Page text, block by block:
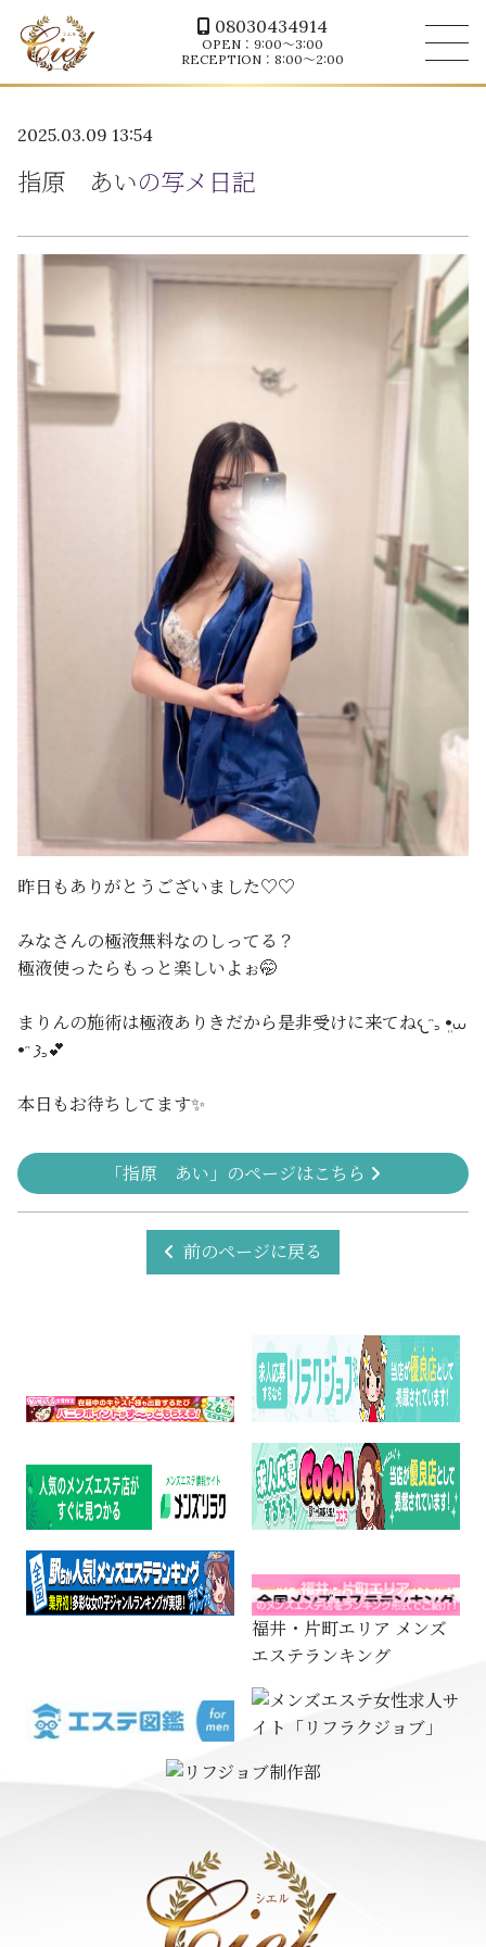
08030434914
OPEN：9:00～3:00
RECEPTION：8:00～2:00
2025.03.09 13:54
指原 あいの写メ日記
昨日もありがとうございました♡♡
みなさんの極液無料なのしってる？
極液使ったらもっと楽しいよぉ🤭
まりんの施術は極液ありきだから是非受けに来てね𐔌ᵔ꜆ ܸ•⩊
•ᵔ 𐦯꜆💕
本日もお待ちしてます✨️
「指原 あい」のページはこちら
前のページに戻る
福井・片町エリア メンズ
エステランキング